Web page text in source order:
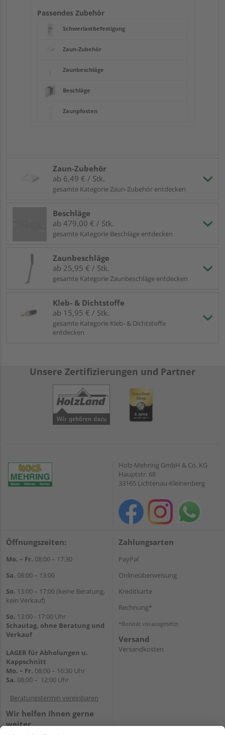
Passendes Zubehör
Schwerlastbefestigung
Zaun-Zubehör
Zaunbeschläge
Beschläge
Zaunpfosten
Zaun-Zubehör
ab 6,49 € / Stk.
gesamte Kategorie Zaun-Zubehör entdecken
Beschläge
ab 479,00 € / Stk.
gesamte Kategorie Beschläge entdecken
Zaunbeschläge
ab 25,95 € / Stk.
gesamte Kategorie Zaunbeschläge entdecken
Kleb- & Dichtstoffe
ab 15,95 € / Stk.
gesamte Kategorie Kleb- & Dichtstoffe
entdecken
Unsere Zertifizierungen und Partner
Holz-Mehring GmbH & Co. KG
Hauptstr. 68
33165 Lichtenau-Kleinenberg
Öffnungszeiten:
Mo. – Fr. 08:00 – 17:30
Sa. 08:00 – 13:00
So. 13:00 – 17:00 (keine Beratung,
kein Verkauf)
So. 13:00 - 17:00 Uhr
Schautag, ohne Beratung und
Verkauf
LAGER für Abholungen u.
Kappschnitt
Mo. – Fr. 08:00 – 16:30 Uhr
Sa. 08:00 – 12:00 Uhr
Beratungstermin vereinbaren
Wir helfen Ihnen gerne
weiter
Zahlungsarten
PayPal
Onlineüberweisung
Kreditkarte
Rechnung*
*Bonität vorausgesetzt
Versand
Versandkosten